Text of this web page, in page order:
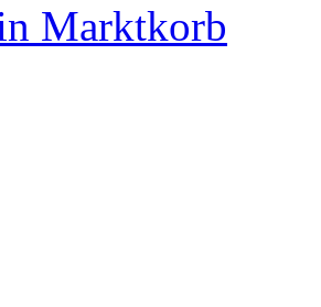
Marktkorb